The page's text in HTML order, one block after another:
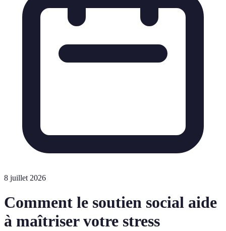
8 juillet 2026
Comment le soutien social aide
à maîtriser votre stress